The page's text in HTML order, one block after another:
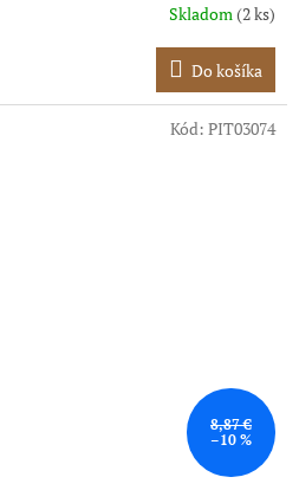
Skladom (2 ks)
Do košíka
8,87 €
–10 %
Kód: PIT03074